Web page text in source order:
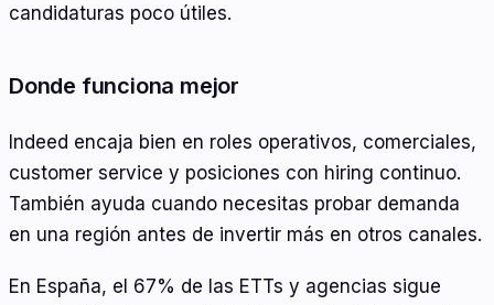
candidaturas poco útiles.
Donde funciona mejor
Indeed encaja bien en roles operativos, comerciales,
customer service y posiciones con hiring continuo.
También ayuda cuando necesitas probar demanda
en una región antes de invertir más en otros canales.
En España, el 67% de las ETTs y agencias sigue